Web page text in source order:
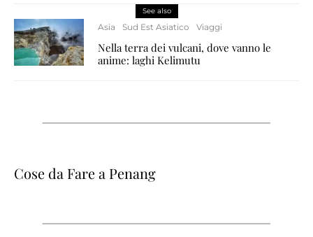
See also
Asia Sud Est Asiatico Viaggi
Nella terra dei vulcani, dove vanno le
anime: laghi Kelimutu
Cose da Fare a Penang